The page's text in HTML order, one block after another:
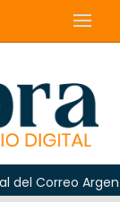
Argentino